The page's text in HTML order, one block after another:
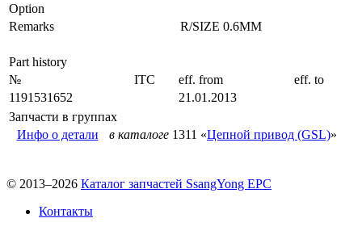
Option
Remarks
R/SIZE 0.6MM
Part history
№
ITC eff. from
eff. to
1191531652
21.01.2013
Запчасти в группах
Инфо о детали
в каталоге 1311 «Цепной привод (GSL)»
© 2013–2026 Каталог запчастей SsangYong EPC
Контакты